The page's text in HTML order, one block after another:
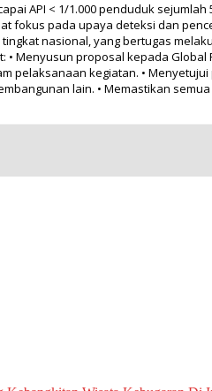
API < 1/1.000 penduduk
fokus pada upaya deteksi dan
nasional, yang bertugas
• Menyusun proposal kepada
pelaksanaan kegiatan. •
lain. • Memastikan